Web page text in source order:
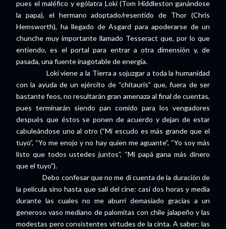
pues el maléfico y ególatra Loki (Tom Hiddleston ganándose
la papa), el hermano adoptado/resentido de Thor (Chris
Hemsworth), ha llegado de Asgard para apoderarse de un
chunche muy importante llamado Tesseract que, por lo que
entiendo, es el portal para entrar a otra dimensión y, de
pasada, una fuente inagotable de energía.
Loki viene a la Tierra a sojuzgar a toda la humanidad
con la ayuda de un ejército de “chitauris” que, fuera de ser
bastante feos, no resultarán gran amenaza al final de cuentas,
pues terminarán siendo pan comido para los vengadores
después que éstos se ponen de acuerdo y dejan de estar
cabuleándose uno al otro (“Mi escudo es más grande que el
tuyo”, “Yo me enojo y no hay quien me aguante”, “Yo soy más
listo que todos ustedes juntos”, “Mi papá gana más dinero
que el tuyo”).
Debo confesar que no me di cuenta de la duración de
la película sino hasta que salí del cine: casi dos horas y media
durante las cuales no me aburrí demasiado gracias a un
generoso vaso mediano de palomitas con chile jalapeño y las
modestas pero consistentes virtudes de la cinta. A saber: las